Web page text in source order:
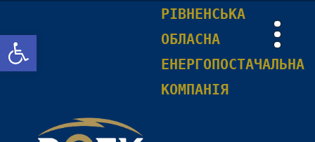
Відкрити Панель інструментів
РІВНЕНСЬКА
ОБЛАСНА
ЕНЕРГОПОСТАЧАЛЬНА
КОМПАНІЯ